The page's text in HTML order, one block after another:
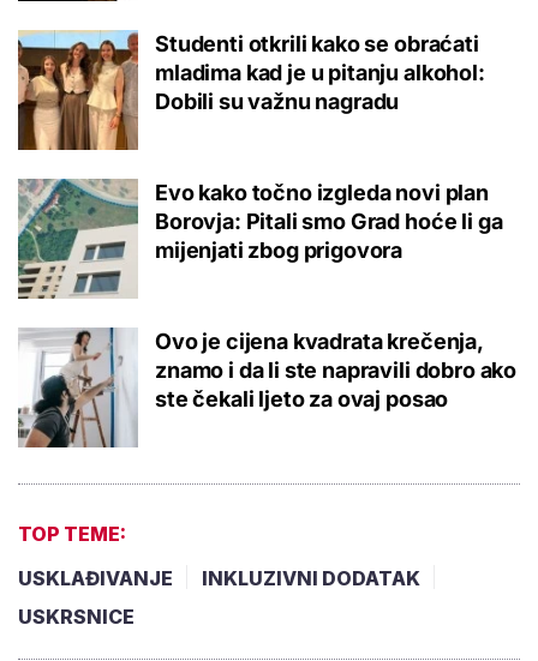
Studenti otkrili kako se obraćati
mladima kad je u pitanju alkohol:
Dobili su važnu nagradu
Evo kako točno izgleda novi plan
Borovja: Pitali smo Grad hoće li ga
mijenjati zbog prigovora
Ovo je cijena kvadrata krečenja,
znamo i da li ste napravili dobro ako
ste čekali ljeto za ovaj posao
TOP TEME:
USKLAĐIVANJE
INKLUZIVNI DODATAK
USKRSNICE